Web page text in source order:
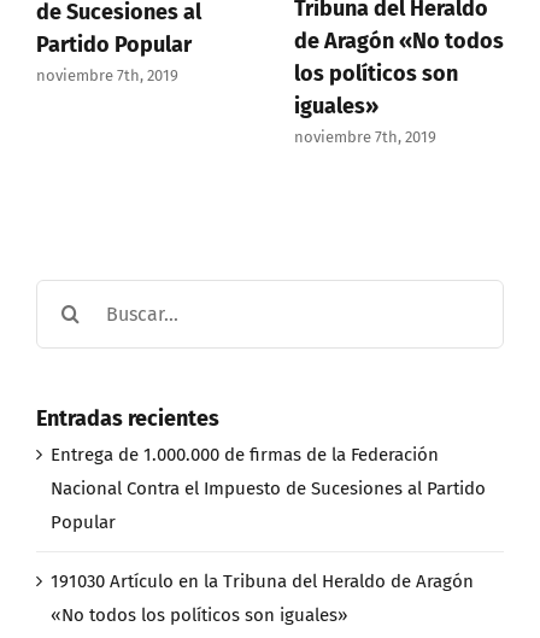
de Sucesiones al
Partido Popular
noviembre 7th, 2019
Tribuna del Heraldo
de Aragón «No todos
los políticos son
iguales»
noviembre 7th, 2019
Entradas recientes
Entrega de 1.000.000 de firmas de la Federación
Nacional Contra el Impuesto de Sucesiones al Partido
Popular
191030 Artículo en la Tribuna del Heraldo de Aragón
«No todos los políticos son iguales»